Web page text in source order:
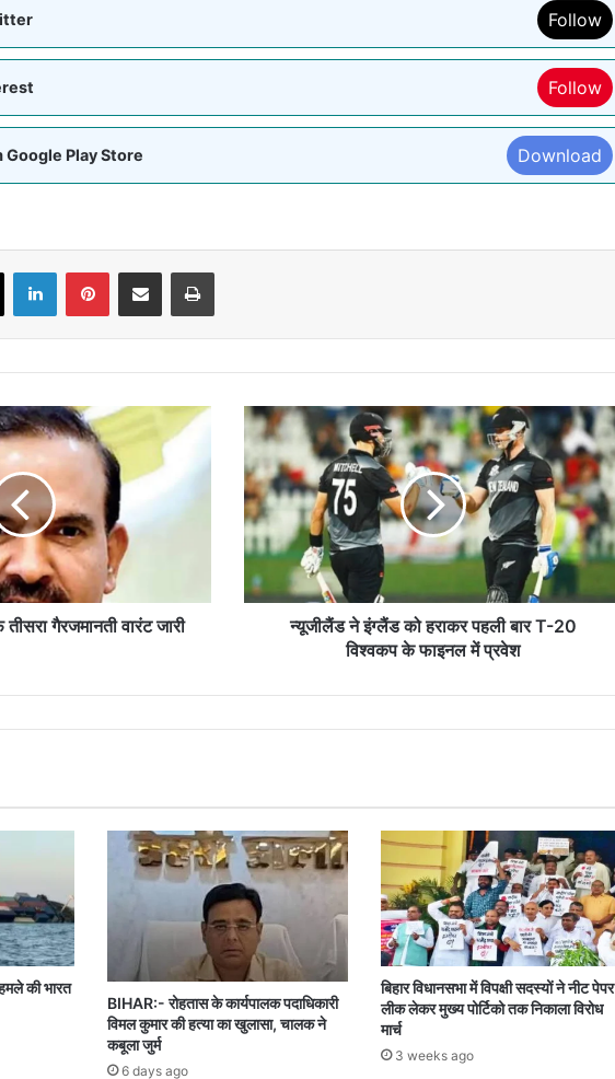
Follow
Follow
Play Store Download
X LinkedInPinterestShare via Email Print
गैरजमानती वारंट जारी
न्यूजीलैंड
ने
इंग्लैंड
को
हराकर
पहली
बार
T-
20
में
न्यूजीलैंड ने इंग्लैंड को हराकर पहली बार T-20
विश्वकप के फाइनल में प्रवेश
की भारत
BIHAR:- रोहतास के कार्यपालक पदाधिकारी
विमल कुमार की हत्या का खुलासा, चालक ने
कबूला जुर्म
6 days ago
बिहार विधानसभा में विपक्षी सदस्यों ने नीट पेपर
लीक लेकर मुख्य पोर्टिको तक निकाला विरोध
मार्च
3 weeks ago